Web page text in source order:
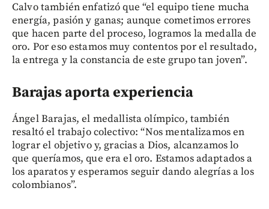
Calvo también enfatizó que “el equipo tiene mucha
energía, pasión y ganas; aunque cometimos errores
que hacen parte del proceso, logramos la medalla de
oro. Por eso estamos muy contentos por el resultado,
la entrega y la constancia de este grupo tan joven”.
Barajas aporta experiencia
Ángel Barajas, el medallista olímpico, también
resaltó el trabajo colectivo: “Nos mentalizamos en
lograr el objetivo y, gracias a Dios, alcanzamos lo
que queríamos, que era el oro. Estamos adaptados a
los aparatos y esperamos seguir dando alegrías a los
colombianos”.